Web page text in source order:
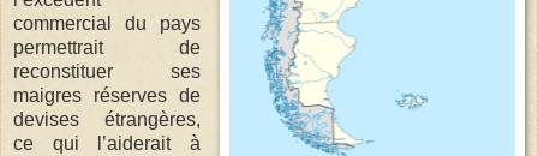
commercial du pays
permettrait de
reconstituer ses
maigres réserves de
devises étrangères,
ce qui l’aiderait à